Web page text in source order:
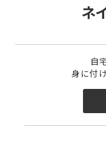
ネ
自
身に付